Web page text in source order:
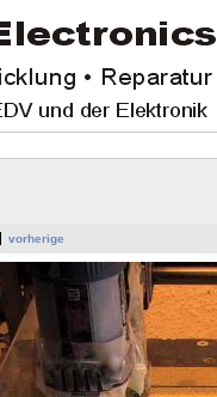
vorherige